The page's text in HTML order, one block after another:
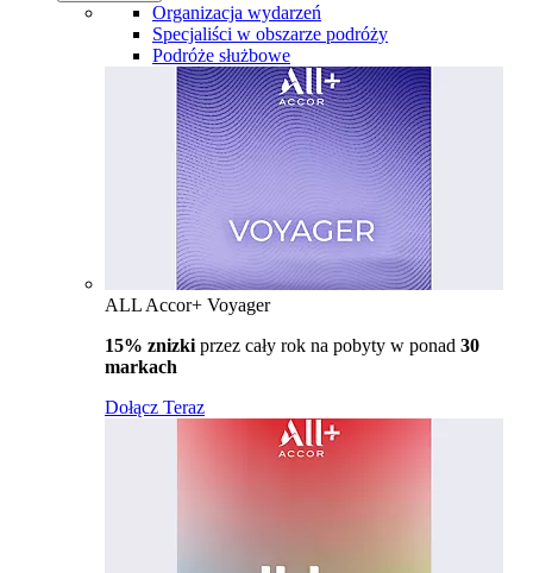
Organizacja wydarzeń
Specjaliści w obszarze podróży
Podróże służbowe
ALL Accor+ Voyager
15% znizki przez cały rok na pobyty w ponad 30
markach
Dołącz Teraz